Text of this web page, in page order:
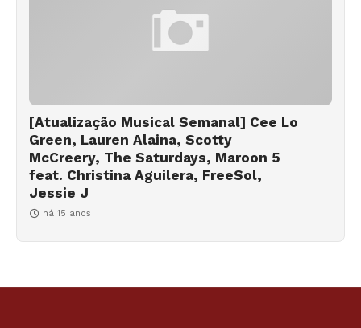
[Atualização Musical Semanal] Cee Lo
Green, Lauren Alaina, Scotty
McCreery, The Saturdays, Maroon 5
feat. Christina Aguilera, FreeSol,
Jessie J
há 15 anos